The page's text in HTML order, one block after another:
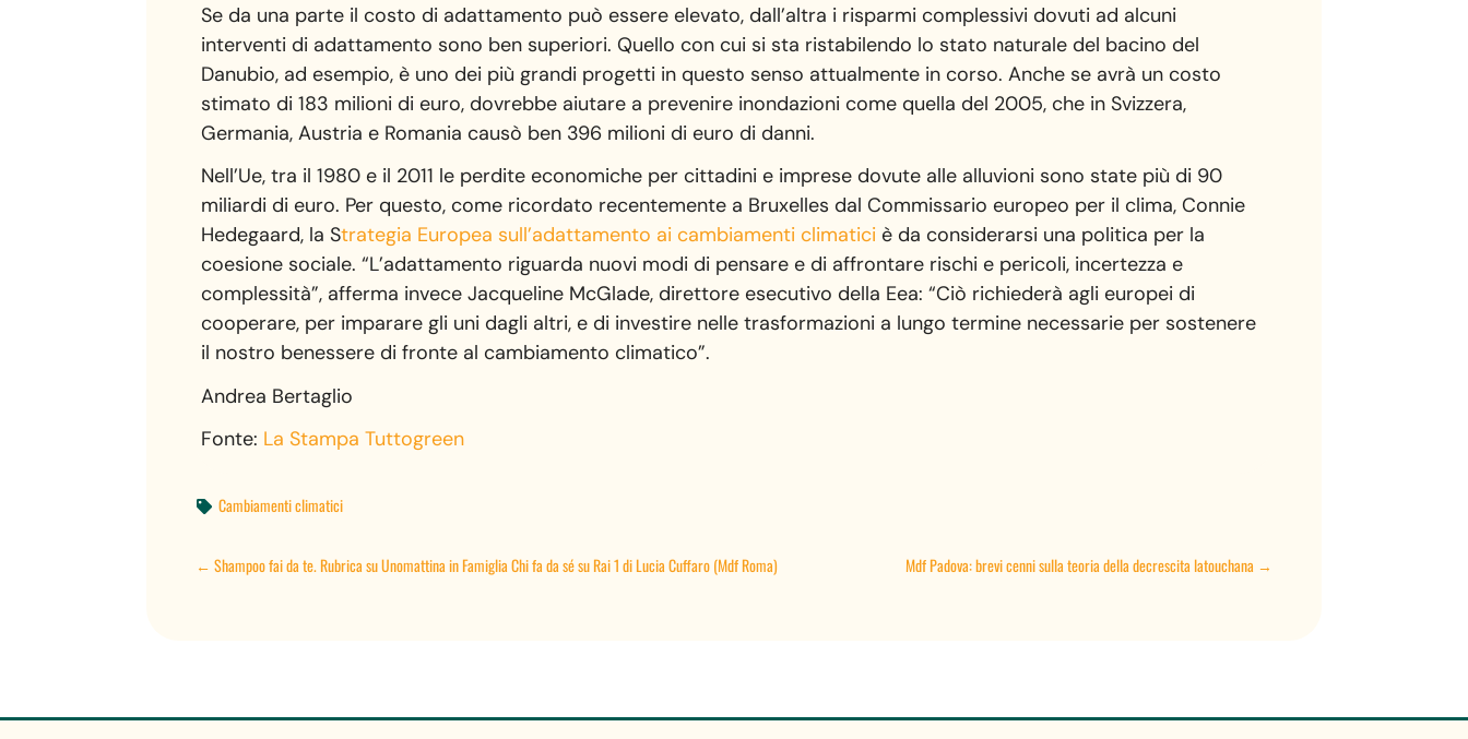
Se da una parte il costo di adattamento può essere elevato, dall’altra i risparmi complessivi dovuti ad alcuni
interventi di adattamento sono ben superiori. Quello con cui si sta ristabilendo lo stato naturale del bacino del
Danubio, ad esempio, è uno dei più grandi progetti in questo senso attualmente in corso. Anche se avrà un costo
stimato di 183 milioni di euro, dovrebbe aiutare a prevenire inondazioni come quella del 2005, che in Svizzera,
Germania, Austria e Romania causò ben 396 milioni di euro di danni.
Nell’Ue, tra il 1980 e il 2011 le perdite economiche per cittadini e imprese dovute alle alluvioni sono state più di 90
miliardi di euro. Per questo, come ricordato recentemente a Bruxelles dal Commissario europeo per il clima, Connie
Hedegaard, la Strategia Europea sull’adattamento ai cambiamenti climatici è da considerarsi una politica per la
coesione sociale. “L’adattamento riguarda nuovi modi di pensare e di affrontare rischi e pericoli, incertezza e
complessità”, afferma invece Jacqueline McGlade, direttore esecutivo della Eea: “Ciò richiederà agli europei di
cooperare, per imparare gli uni dagli altri, e di investire nelle trasformazioni a lungo termine necessarie per sostenere
il nostro benessere di fronte al cambiamento climatico”.
Andrea Bertaglio
Fonte: La Stampa Tuttogreen
 Cambiamenti climatici
←Shampoo fai da te. Rubrica su Unomattina in Famiglia Chi fa da sé su Rai 1 di Lucia Cuffaro (Mdf Roma) Mdf Padova: brevi cenni sulla teoria della decrescita latouchana →